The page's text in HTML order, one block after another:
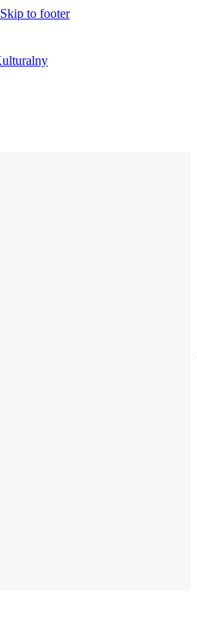
Skip to footer